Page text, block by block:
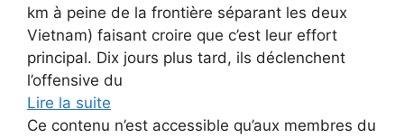
km à peine de la frontière séparant les deux
Vietnam) faisant croire que c’est leur effort
principal. Dix jours plus tard, ils déclenchent
l’offensive du
Lire la suite
Ce contenu n’est accessible qu’aux membres du